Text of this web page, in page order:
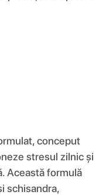
conceput
stresul zilnic și
Această formulă
schisandra,